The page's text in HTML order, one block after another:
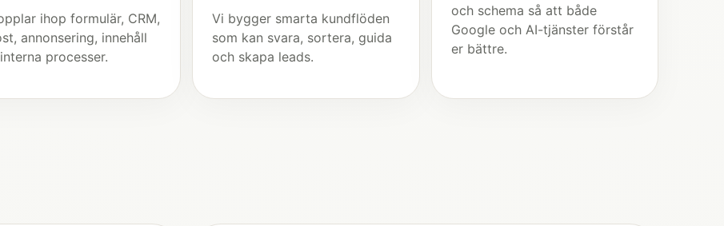
ihop formulär, CRM,
annonsering, innehåll
processer.
Vi bygger smarta kundflöden
som kan svara, sortera, guida
och skapa leads.
och schema så att både
Google och AI-tjänster förstår
er bättre.